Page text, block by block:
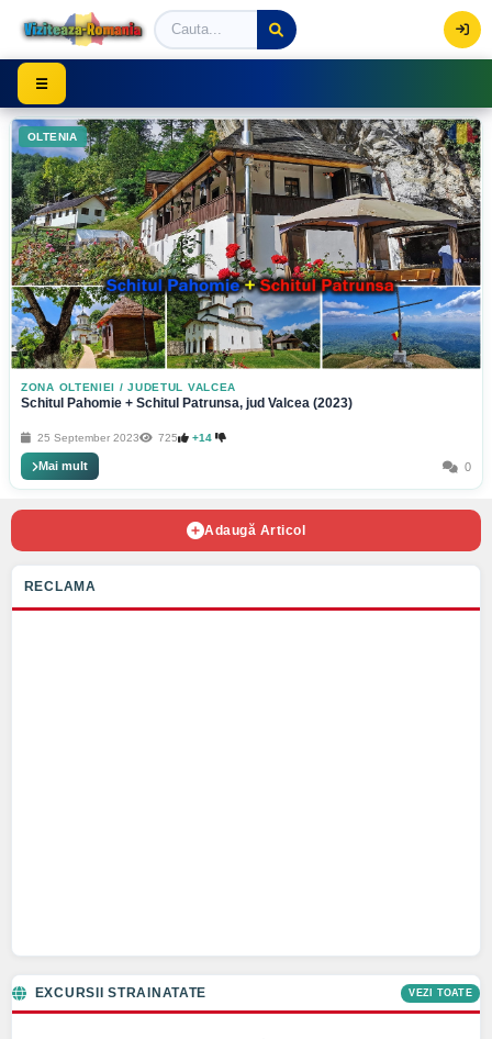
Viziteaza Romania | Obiective Turistice | Trasee
☰
OLTENIA
ZONA OLTENIEI /JUDETUL VALCEA
Schitul Pahomie + Schitul Patrunsa, jud Valcea (2023)
25 September 2023 725 +14
Mai mult 0
Adaugă Articol
RECLAMA
EXCURSII STRAINATATE VEZI TOATE